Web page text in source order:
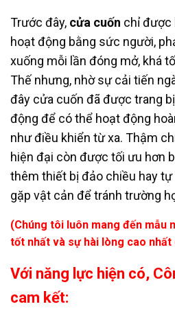
Trước đây, cửa cuốn chỉ được
hoạt động bằng sức người,
xuống mỗi lần đóng mở, khá
Thế nhưng, nhờ sự cải tiến
đây cửa cuốn đã được trang
động để có thể hoạt động
như điều khiển từ xa. Thậm
hiện đại còn được tối ưu hơn
thêm thiết bị đảo chiều hay
gặp vật cản để tránh trường
(Chúng tôi luôn mang đến mẫu
tốt nhất và sự hài lòng cao nhất
Với năng lực hiện có,
cam kết: